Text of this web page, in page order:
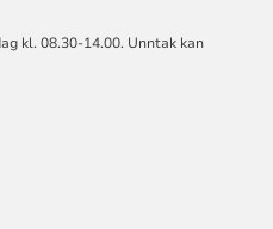
kl. 08.30-14.00. Unntak kan